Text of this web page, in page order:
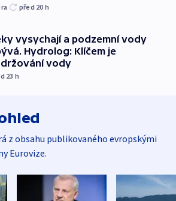
před 20 h
vysychají a podzemní vody
Hydrolog: Klíčem je
vody
23 h
z obsahu publikovaného evropskými
Eurovize.